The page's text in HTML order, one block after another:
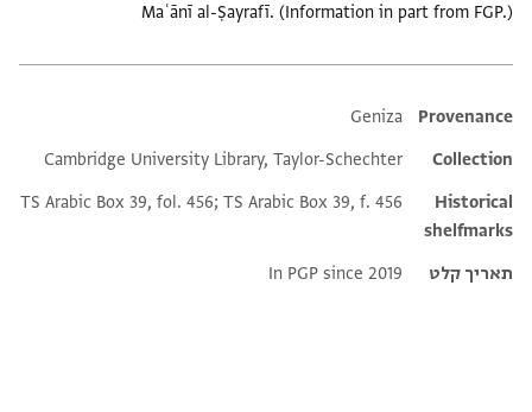
Maʿānī al-Ṣayrafī. (Information in part from FGP.)
Additional metadata
Provenance
Geniza
Collection
Cambridge University Library, Taylor-Schechter
Historical
shelfmarks
TS Arabic Box 39, fol. 456; TS Arabic Box 39, f. 456
תאריך קלט In PGP since 2019